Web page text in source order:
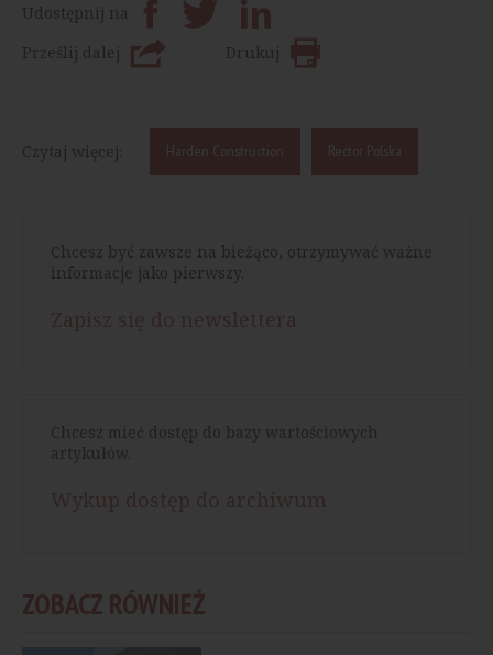
Udostępnij na
Prześlij dalej
Drukuj
Czytaj więcej: Harden Construction Rector Polska
Chcesz być zawsze na bieżąco, otrzymywać ważne
informacje jako pierwszy.
Chcesz mieć dostęp do bazy wartościowych
artykułów.
ZOBACZ RÓWNIEŻ